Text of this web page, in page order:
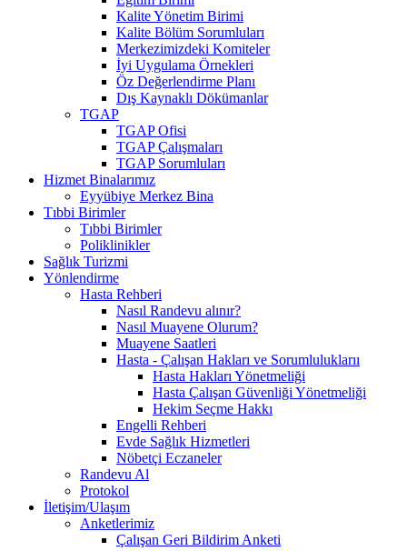
Kalite Yönetim Birimi
Kalite Bölüm Sorumluları
Merkezimizdeki Komiteler
İyi Uygulama Örnekleri
Öz Değerlendirme Planı
Dış Kaynaklı Dökümanlar
TGAP
TGAP Ofisi
TGAP Çalışmaları
TGAP Sorumluları
Hizmet Binalarımız
Eyyübiye Merkez Bina
Tıbbi Birimler
Tıbbi Birimler
Poliklinikler
Sağlık Turizmi
Yönlendirme
Hasta Rehberi
Nasıl Randevu alınır?
Nasıl Muayene Olurum?
Muayene Saatleri
Hasta - Çalışan Hakları ve Sorumluluklarıı
Hasta Hakları Yönetmeliği
Hasta Çalışan Güvenliği Yönetmeliği
Hekim Seçme Hakkı
Engelli Rehberi
Evde Sağlık Hizmetleri
Nöbetçi Eczaneler
Randevu Al
Protokol
İletişim/Ulaşım
Anketlerimiz
Çalışan Geri Bildirim Anketi